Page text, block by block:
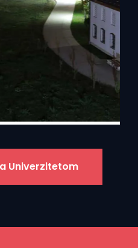
Univerzitetom